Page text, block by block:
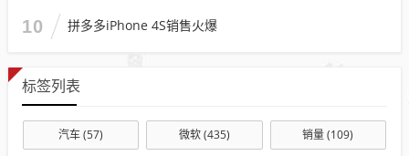
10 拼多多iPhone 4S销售火爆
标签列表
汽车(57) 微软(435) 销量(109)